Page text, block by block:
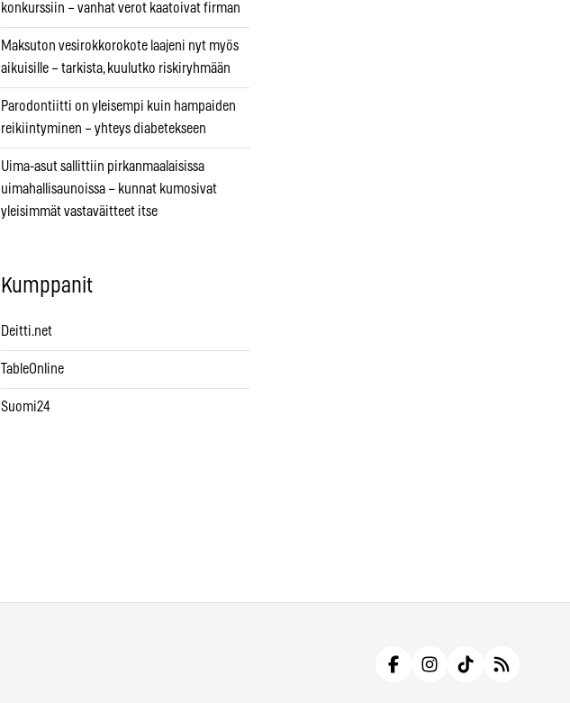
konkurssiin – vanhat verot kaatoivat firman
Maksuton vesirokkorokote laajeni nyt myös
aikuisille – tarkista, kuulutko riskiryhmään
Parodontiitti on yleisempi kuin hampaiden
reikiintyminen – yhteys diabetekseen
Uima-asut sallittiin pirkanmaalaisissa
uimahallisaunoissa – kunnat kumosivat
yleisimmät vastaväitteet itse
Kumppanit
Deitti.net
TableOnline
Suomi24